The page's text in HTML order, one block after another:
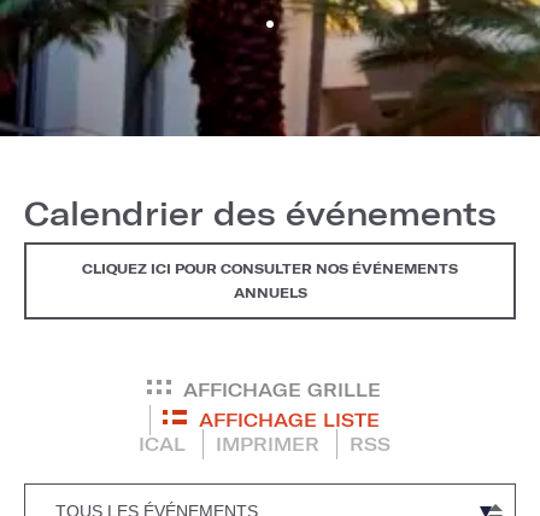
Calendrier des événements
CLIQUEZ ICI POUR CONSULTER NOS ÉVÉNEMENTS
ANNUELS
AFFICHAGE GRILLE
AFFICHAGE LISTE
ICAL
IMPRIMER RSS